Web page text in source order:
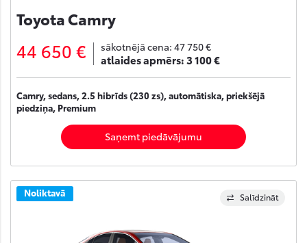
Toyota Camry
44 650 € sākotnējā cena: 47 750 €
atlaides apmērs:3 100 €
Camry, sedans, 2.5 hibrīds (230 zs), automātiska, priekšējā
piedziņa, Premium
Saņemt piedāvājumu
Salīdzināt
Noliktavā